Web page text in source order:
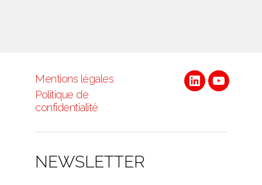
Mentions légales
Politique de
confidentialité
LinkedinYoutube
NEWSLETTER